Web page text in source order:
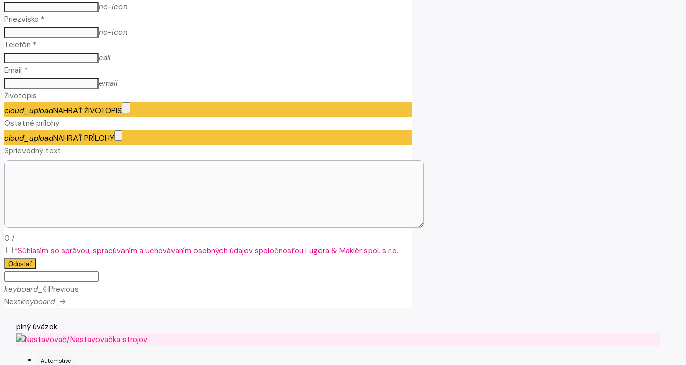
no-icon
Priezvisko *
no-icon
Telefón *
call
Email *
email
Životopis
cloud_uploadNAHRAŤ ŽIVOTOPIS
Ostatné prílohy
cloud_uploadNAHRAŤ PRÍLOHY
Sprievodný text
0 /
*Súhlasím so správou, spracúvaním a uchovávaním osobných údajov spoločnosťou Lugera & Maklér spol. s r.o.
Odoslať
keyboard_arrow_leftPrevious
Nextkeyboard_arrow_right
plný úväzok
Automotive